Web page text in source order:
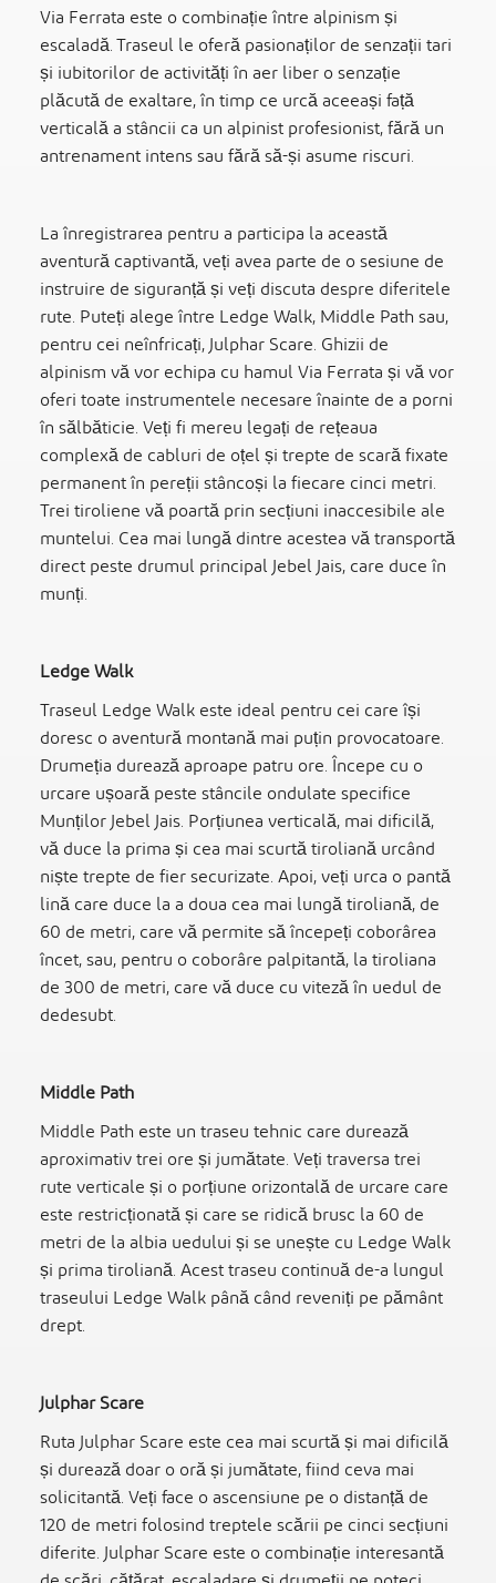
Via Ferrata este o combinație între alpinism și
escaladă. Traseul le oferă pasionaților de senzații tari
și iubitorilor de activități în aer liber o senzație
plăcută de exaltare, în timp ce urcă aceeași față
verticală a stâncii ca un alpinist profesionist, fără un
antrenament intens sau fără să-și asume riscuri.
La înregistrarea pentru a participa la această
aventură captivantă, veți avea parte de o sesiune de
instruire de siguranță și veți discuta despre diferitele
rute. Puteți alege între Ledge Walk, Middle Path sau,
pentru cei neînfricați, Julphar Scare. Ghizii de
alpinism vă vor echipa cu hamul Via Ferrata și vă vor
oferi toate instrumentele necesare înainte de a porni
în sălbăticie. Veți fi mereu legați de rețeaua
complexă de cabluri de oțel și trepte de scară fixate
permanent în pereții stâncoși la fiecare cinci metri.
Trei tiroliene vă poartă prin secțiuni inaccesibile ale
muntelui. Cea mai lungă dintre acestea vă transportă
direct peste drumul principal Jebel Jais, care duce în
munți.
Ledge Walk
Traseul Ledge Walk este ideal pentru cei care își
doresc o aventură montană mai puțin provocatoare.
Drumeția durează aproape patru ore. Începe cu o
urcare ușoară peste stâncile ondulate specifice
Munților Jebel Jais. Porțiunea verticală, mai dificilă,
vă duce la prima și cea mai scurtă tiroliană urcând
niște trepte de fier securizate. Apoi, veți urca o pantă
lină care duce la a doua cea mai lungă tiroliană, de
60 de metri, care vă permite să începeți coborârea
încet, sau, pentru o coborâre palpitantă, la tiroliana
de 300 de metri, care vă duce cu viteză în uedul de
dedesubt.
Middle Path
Middle Path este un traseu tehnic care durează
aproximativ trei ore și jumătate. Veți traversa trei
rute verticale și o porțiune orizontală de urcare care
este restricționată și care se ridică brusc la 60 de
metri de la albia uedului și se unește cu Ledge Walk
și prima tiroliană. Acest traseu continuă de-a lungul
traseului Ledge Walk până când reveniți pe pământ
drept.
Julphar Scare
Ruta Julphar Scare este cea mai scurtă și mai dificilă
și durează doar o oră și jumătate, fiind ceva mai
solicitantă. Veți face o ascensiune pe o distanță de
120 de metri folosind treptele scării pe cinci secțiuni
diferite. Julphar Scare este o combinație interesantă